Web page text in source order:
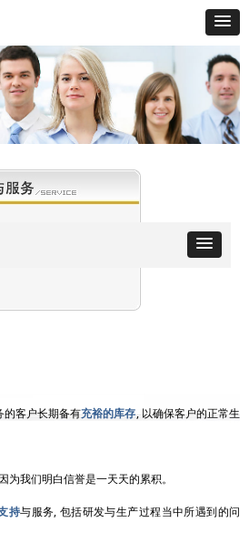
的客户长期备有充裕的库存, 以确保客户的正常生
为我们明白信誉是一天天的累积。
持与服务, 包括研发与生产过程当中所遇到的问